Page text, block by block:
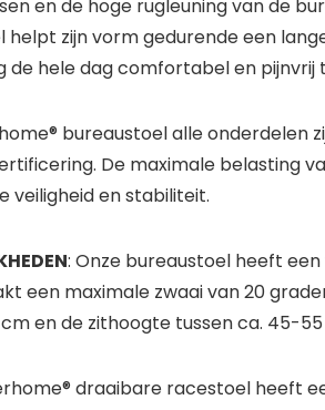
en de hoge rugleuning van de
helpt zijn vorm gedurende een
hele dag comfortabel en pijnvrij
bureaustoel alle onderdelen
De maximale belasting
veiligheid en stabiliteit.
: Onze bureaustoel heeft
een maximale zwaai van 20
en de zithoogte tussen ca. 45-
draaibare racestoel heeft